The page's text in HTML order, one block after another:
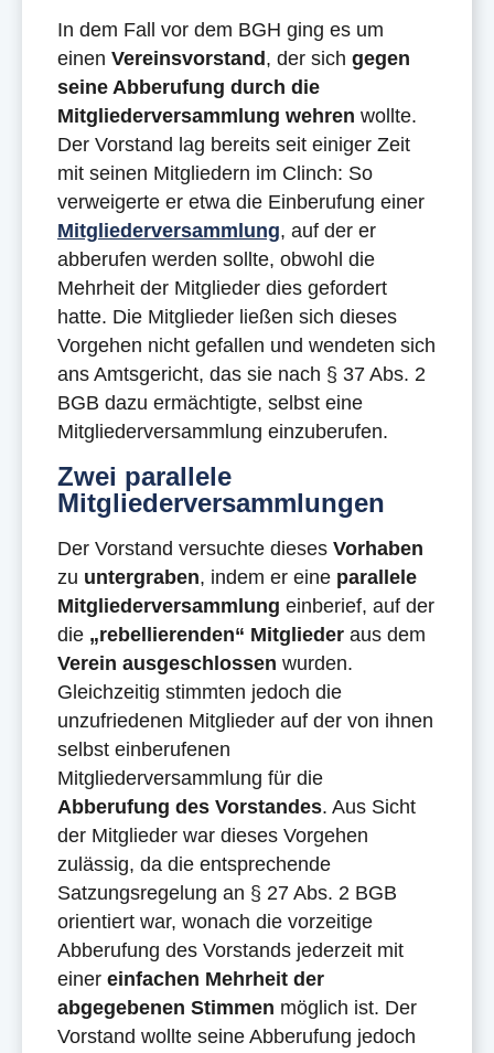
In dem Fall vor dem BGH ging es um
einen Vereinsvorstand , der sich gegen
seine Abberufung durch die
Mitgliederversammlung wehren wollte.
Der Vorstand lag bereits seit einiger Zeit
mit seinen Mitgliedern im Clinch: So
verweigerte er etwa die Einberufung einer
Mitgliederversammlung, auf der er
abberufen werden sollte, obwohl die
Mehrheit der Mitglieder dies gefordert
hatte. Die Mitglieder ließen sich dieses
Vorgehen nicht gefallen und wendeten sich
ans Amtsgericht, das sie nach § 37 Abs. 2
BGB dazu ermächtigte, selbst eine
Mitgliederversammlung einzuberufen.
Zwei parallele
Mitgliederversammlungen
Der Vorstand versuchte dieses Vorhaben
zu untergraben, indem er eine parallele
Mitgliederversammlung einberief, auf der
die „rebellierenden“ Mitglieder aus dem
Verein ausgeschlossen wurden.
Gleichzeitig stimmten jedoch die
unzufriedenen Mitglieder auf der von ihnen
selbst einberufenen
Mitgliederversammlung für die
Abberufung des Vorstandes. Aus Sicht
der Mitglieder war dieses Vorgehen
zulässig, da die entsprechende
Satzungsregelung an § 27 Abs. 2 BGB
orientiert war, wonach die vorzeitige
Abberufung des Vorstands jederzeit mit
einer einfachen Mehrheit der
abgegebenen Stimmen möglich ist. Der
Vorstand wollte seine Abberufung jedoch